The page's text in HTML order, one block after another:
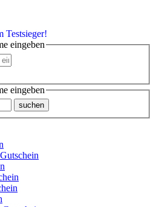
Testsieger!
eingeben
eingeben
suchen